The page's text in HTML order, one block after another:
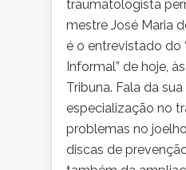
traumatologista
mestre José Maria
é o entrevistado do
Informal” de hoje,
Tribuna. Fala da
especialização no
problemas no
discas de